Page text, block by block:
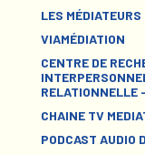
LES MÉDIATEURS
VIAMÉDIATION
CENTRE DE
RELATIONNELLE
CHAINE TV
PODCAST AUDIO